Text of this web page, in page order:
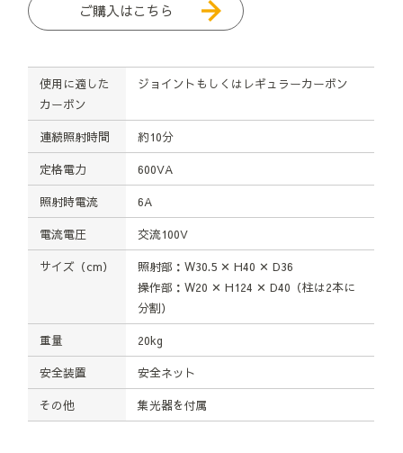
ご購入はこちら
使用に適した
カーボン
ジョイントもしくはレギュラーカーボン
連続照射時間 約10分
定格電力 600VA
照射時電流 6A
電流電圧 交流100V
サイズ（cm）
照射部：W30.5 ✕ H40 ✕ D36
操作部：W20 ✕ H124 ✕ D40（柱は2本に
分割）
重量 20kg
安全装置 安全ネット
その他 集光器を付属